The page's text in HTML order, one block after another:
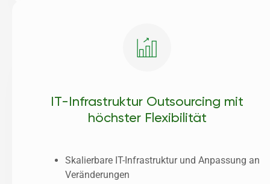
IT-Infrastruktur Outsourcing mit
höchster Flexibilität
Skalierbare IT-Infrastruktur und Anpassung an
Veränderungen